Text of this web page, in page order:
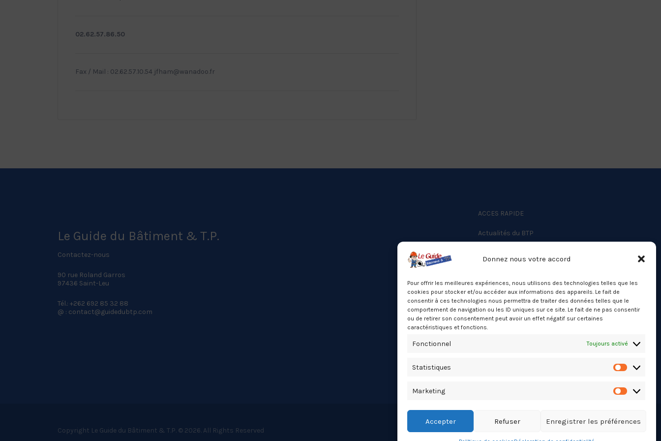
Donnez nous votre accord
Pour offrir les meilleures expériences, nous utilisons des technologies telles que les
cookies pour stocker et/ou accéder aux informations des appareils. Le fait de
consentir à ces technologies nous permettra de traiter des données telles que le
comportement de navigation ou les ID uniques sur ce site. Le fait de ne pas consentir
ou de retirer son consentement peut avoir un effet négatif sur certaines
caractéristiques et fonctions.
Fonctionnel Toujours activé
Statistiques
Marketing Marketing
Accepter Refuser Enregistrer les préférences
02.62.57.86.50
Fax / Mail : 02.62.57.10.54 jfham@wanadoo.fr
Le Guide du Bâtiment & T.P.
Contactez-nous
90 rue Roland Garros
97436 Saint-Leu
Tél.: +262 692 85 32 88
@ : contact@guidedubtp.com
ACCES RAPIDE
Actualités du BTP
Mentions légales
Nos partenaires
Politique de confidentialité
Copyright Le Guide du Bâtiment & T.P. © 2026. All Rights Reserved